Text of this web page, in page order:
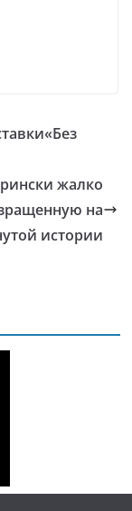
жалко
на
истории